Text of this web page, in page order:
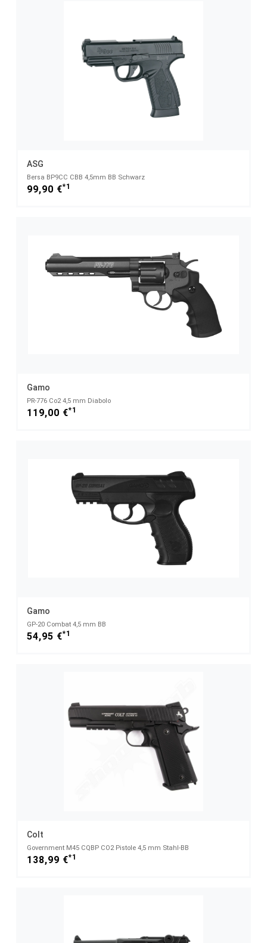
ASG
Bersa BP9CC CBB 4,5mm BB Schwarz
99,90 €*1
Gamo
PR-776 Co2 4,5 mm Diabolo
119,00 €*1
Gamo
GP-20 Combat 4,5 mm BB
54,95 €*1
Colt
Government M45 CQBP CO2 Pistole 4,5 mm Stahl-BB
138,99 €*1